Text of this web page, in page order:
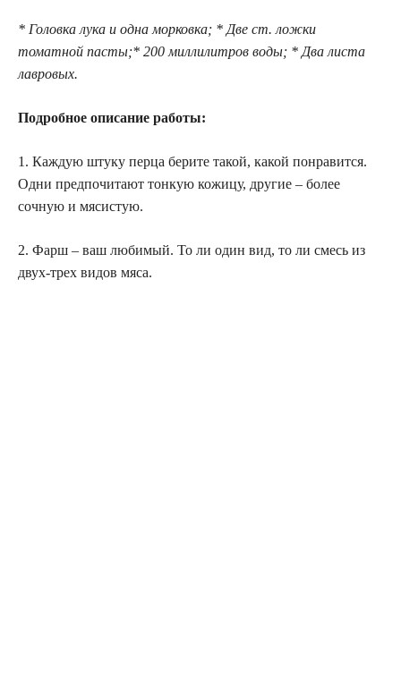
* Головка лука и одна морковка; * Две ст. ложки
томатной пасты;* 200 миллилитров воды; * Два листа
лавровых.
Подробное описание работы:
1. Каждую штуку перца берите такой, какой понравится.
Одни предпочитают тонкую кожицу, другие – более
сочную и мясистую.
2. Фарш – ваш любимый. То ли один вид, то ли смесь из
двух-трех видов мяса.